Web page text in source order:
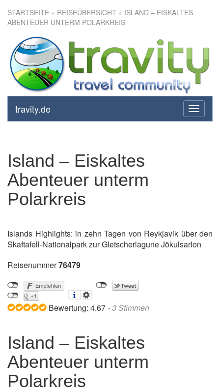
STARTSEITE » REISEÜBERSICHT » ISLAND – EISKALTES
ABENTEUER UNTERM POLARKREIS
toggle
travity.de
Island – Eiskaltes Abenteuer
unterm Polarkreis
Island – Eiskaltes
Abenteuer unterm
Polarkreis
Islands Highlights: in zehn Tagen von Reykjavik über den
Skaftafell-Nationalpark zur Gletscherlagune Jökulsarlon
Reisenummer76479
Bewertung: 4.67 -3Stimmen
Island – Eiskaltes
Abenteuer unterm
Polarkreis